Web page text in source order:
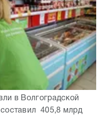
в Волгоградской
405,8 млрд